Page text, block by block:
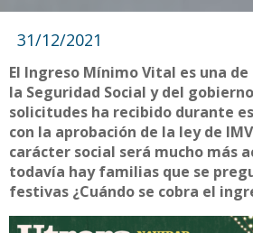
31/12/2021
El Ingreso Mínimo Vital es una
la Seguridad Social y del
solicitudes ha recibido durante
con la aprobación de la ley de
carácter social será mucho más
todavía hay familias que se
festivas ¿Cuándo se cobra el